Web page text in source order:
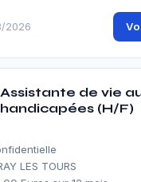
2026
de vie
(H/F)
LES TOURS